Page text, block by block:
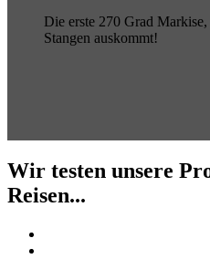
Die erste 270 Grad
Stangen auskommt!
Wir testen unsere
Reisen...